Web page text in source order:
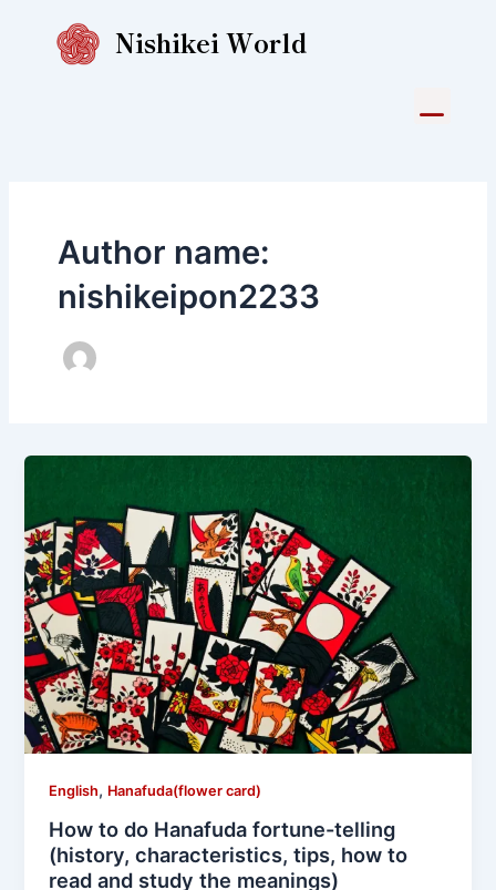
Nishikei World
Menu
Author name:
nishikeipon2233
English, Hanafuda(flower card)
How to do Hanafuda fortune-telling
(history, characteristics, tips, how to
read and study the meanings)
pagination